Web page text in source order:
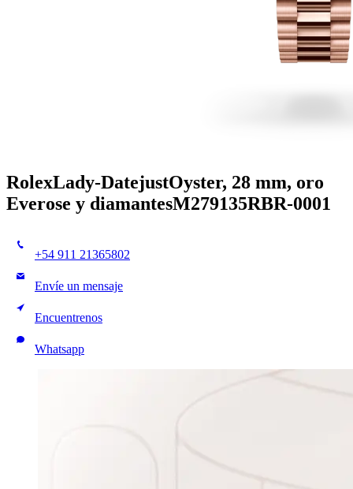
RolexLady-DatejustOyster, 28 mm, oro
Everose y diamantesM279135RBR-0001
+54 911 21365802
Envíe un mensaje
Encuentrenos
Whatsapp